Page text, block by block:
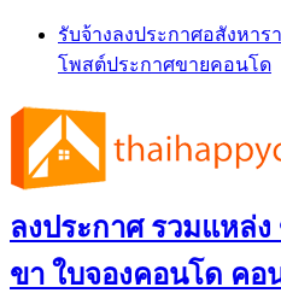
Skip
content
รับจ้างลงประกาศอสังหา
โพสต์ประกาศขายคอนโด
ลงประกาศ รวมแหล่
ขา ใบจองคอนโด ค